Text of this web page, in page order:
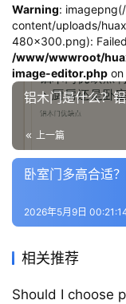
Warning:
content/uploads/
480x300.png):
/www/wwwroot/
image-editor.php on
铝木门是什么？
上一篇
卧室门多高合适
2026年5月9日
相关推荐
Should I choose